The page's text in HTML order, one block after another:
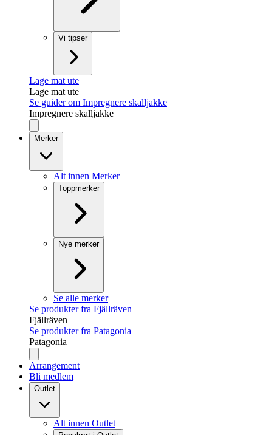
Vi tipser
Lage mat ute
Lage mat ute
Se guider om Impregnere skalljakke
Impregnere skalljakke
Merker
Alt innen Merker
Toppmerker
Nye merker
Se alle merker
Se produkter fra Fjällräven
Fjällräven
Se produkter fra Patagonia
Patagonia
Arrangement
Bli medlem
Outlet
Alt innen Outlet